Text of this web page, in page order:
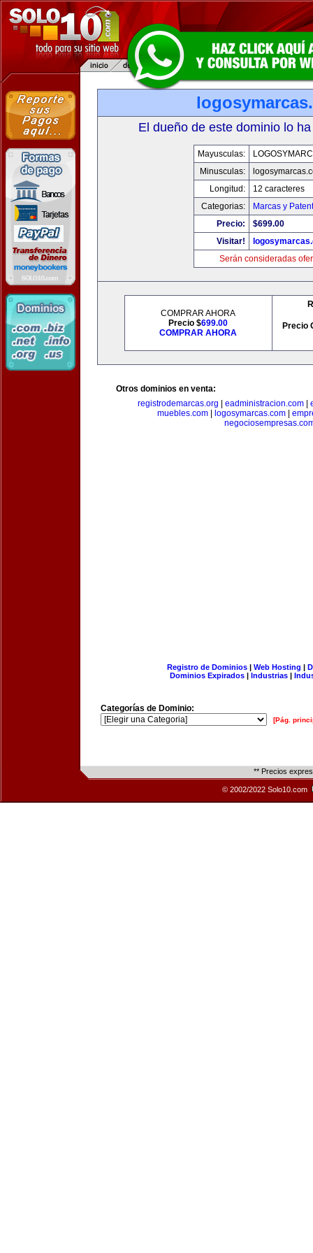
El dueño de este dominio lo
Mayusculas:
Minusculas:
Longitud:
12 caracteres
Categorias:
Marcas y
Precio:
$699.00
Visitar!
Serán consideradas
COMPRAR AHORA
Precio $699.00
COMPRAR AHORA
Precio
Otros dominios en venta:
registrodemarcas.org
eadministracion.com
muebles.com| logosymarcas.com|
Registro de Dominios| Web Hosting |
Dominios Expirados | Industrias |
Categorías de Dominio:
[Pág.
** Precios
© 2002/2022 Solo10.com